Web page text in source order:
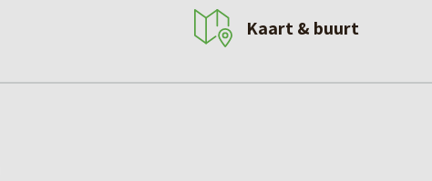
Kaart & buurt